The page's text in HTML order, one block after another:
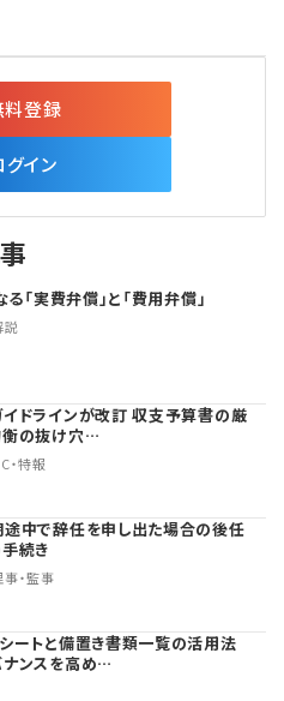
料登録
グイン
る「実費弁償」と「費用弁償」
説
ドラインが改訂 収支予算書の厳
衡の抜け穴…
・特報
中で辞任を申し出た場合の後任
続き
事・監事
ートと備置き書類一覧の活用法
ンスを高め…